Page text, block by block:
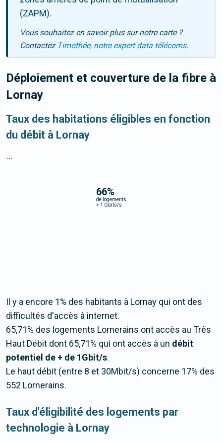
(ZAPM).
Vous souhaitez en savoir plus sur notre carte ?
Contactez Timothée, notre expert data télécoms.
Déploiement et couverture de la fibre à
Lornay
Taux des habitations éligibles en fonction
du débit à Lornay
66%
de logements
> 1 Gbits/s
...
Il y a encore 1% des habitants à Lornay qui ont des
difficultés d'accès à internet.
65,71% des logements Lornerains ont accès au Très
Haut Débit dont 65,71% qui ont accès à un débit
potentiel de + de 1Gbit/s.
Le haut débit (entre 8 et 30Mbit/s) concerne 17% des
552 Lornerains.
Taux d'éligibilité des logements par
technologie à Lornay